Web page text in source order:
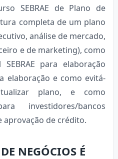
SEBRAE de Plano de
completa de um plano
análise de mercado,
e de marketing), como
para elaboração
elaboração e como evitá-
plano, e como
investidores/bancos
aprovação de crédito.
NEGÓCIOS É